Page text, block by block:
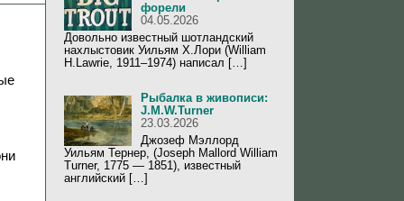
форели
04.05.2026
Довольно известный шотландский
нахлыстовик Уильям Х.Лори (William
H.Lawrie, 1911–1974) написал […]
Рыбалка в живописи:
J.M.W.Turner
23.03.2026
Джозеф Мэллорд
Уильям Тернер, (Joseph Mallord William
Turner, 1775 — 1851), известный
английский […]